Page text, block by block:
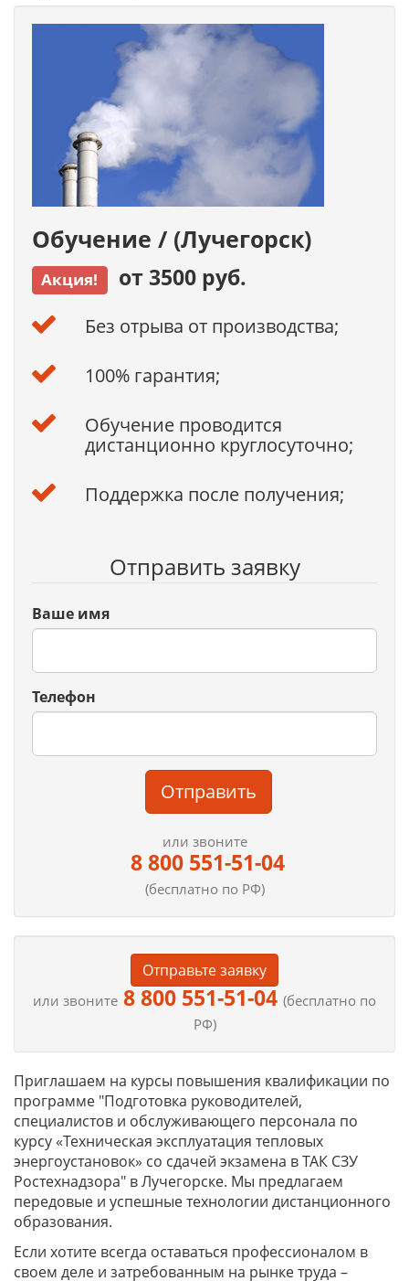
Обучение / (Лучегорск)
Акция! от 3500 руб.
Без отрыва от производства;
100% гарантия;
Обучение проводится
дистанционно круглосуточно;
Поддержка после получения;
Отправить заявку
Ваше имя
Телефон
Отправить
или звоните
8 800 551-51-04
(бесплатно по РФ)
Отправьте заявку
или звоните 8 800 551-51-04 (бесплатно по
РФ)
Приглашаем на курсы повышения квалификации по
программе "Подготовка руководителей,
специалистов и обслуживающего персонала по
курсу «Техническая эксплуатация тепловых
энергоустановок» со сдачей экзамена в ТАК СЗУ
Ростехнадзора" в Лучегорске. Мы предлагаем
передовые и успешные технологии дистанционного
образования.
Если хотите всегда оставаться профессионалом в
своем деле и затребованным на рынке труда –